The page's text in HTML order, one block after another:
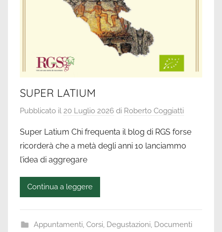
raccontare
SUPER LATIUM
Pubblicato il 20 Luglio 2026 di Roberto Coggiatti
Super Latium Chi frequenta il blog di RGS forse
ricorderà che a metà degli anni 10 lanciammo
l’idea di aggregare
Continua a leggere
Appuntamenti, Corsi, Degustazioni, Documenti